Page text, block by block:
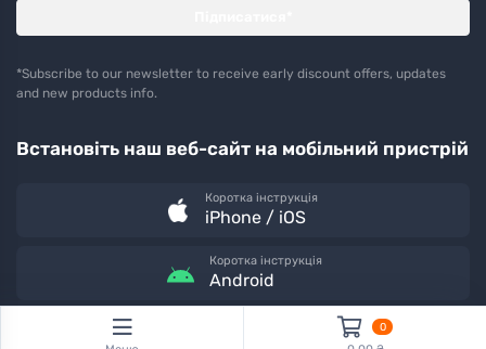
*Subscribe to our newsletter to receive early discount offers, updates
and new products info.
Встановіть наш веб-сайт на мобільний пристрій
Коротка інструкція
iPhone / iOS
Коротка інструкція
Android
0